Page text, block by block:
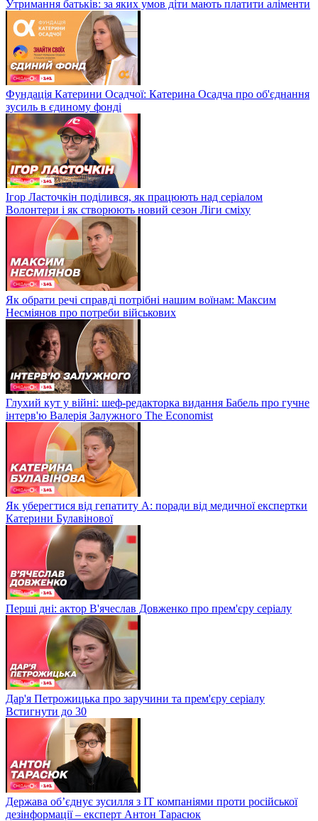
Утримання батьків: за яких умов діти мають платити аліменти
Фундація Катерини Осадчої: Катерина Осадча про об'єднання
зусиль в єдиному фонді
Ігор Ласточкін поділився, як працюють над серіалом
Волонтери і як створюють новий сезон Ліги сміху
Як обрати речі справді потрібні нашим воїнам: Максим
Несміянов про потреби військових
Глухий кут у війні: шеф-редакторка видання Бабель про гучне
інтерв'ю Валерія Залужного The Economist
Як уберегтися від гепатиту А: поради від медичної експертки
Катерини Булавінової
Перші дні: актор В'ячеслав Довженко про прем'єру серіалу
Дар'я Петрожицька про заручини та прем'єру серіалу
Встигнути до 30
Держава об’єднує зусилля з ІТ компаніями проти російської
дезінформації – експерт Антон Тарасюк